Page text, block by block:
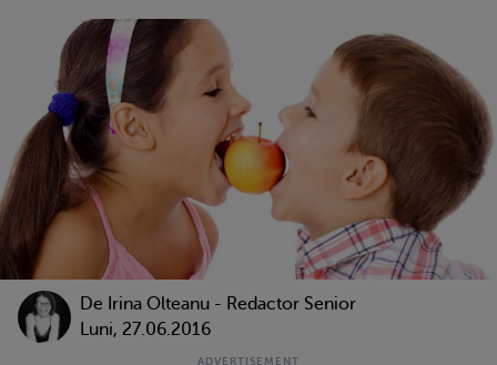
De Irina Olteanu - Redactor Senior
Luni, 27.06.2016